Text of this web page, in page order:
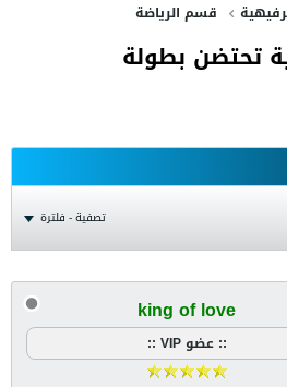
قسم الرياضة
تحتضن بطولة
تصفية - فلترة
king of love
:: عضو VIP ::